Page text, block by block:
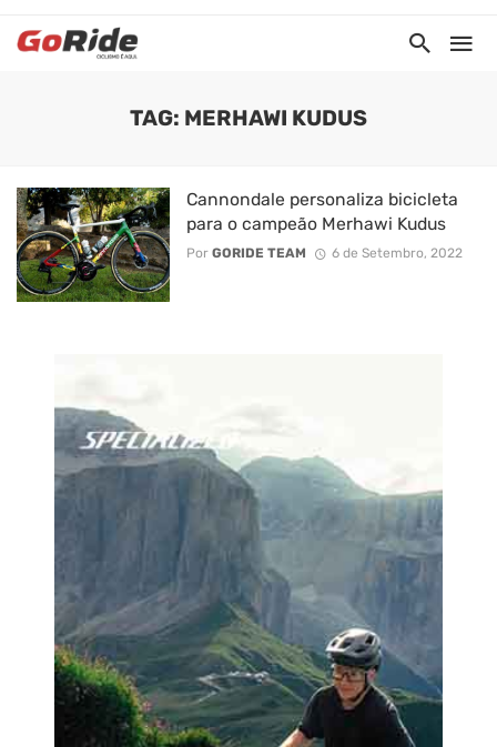
TAG: MERHAWI KUDUS
Cannondale personaliza bicicleta
para o campeão Merhawi Kudus
Por GORIDE TEAM 6 de Setembro, 2022